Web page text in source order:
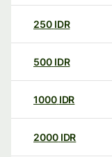
250 IDR
500 IDR
1000 IDR
2000 IDR